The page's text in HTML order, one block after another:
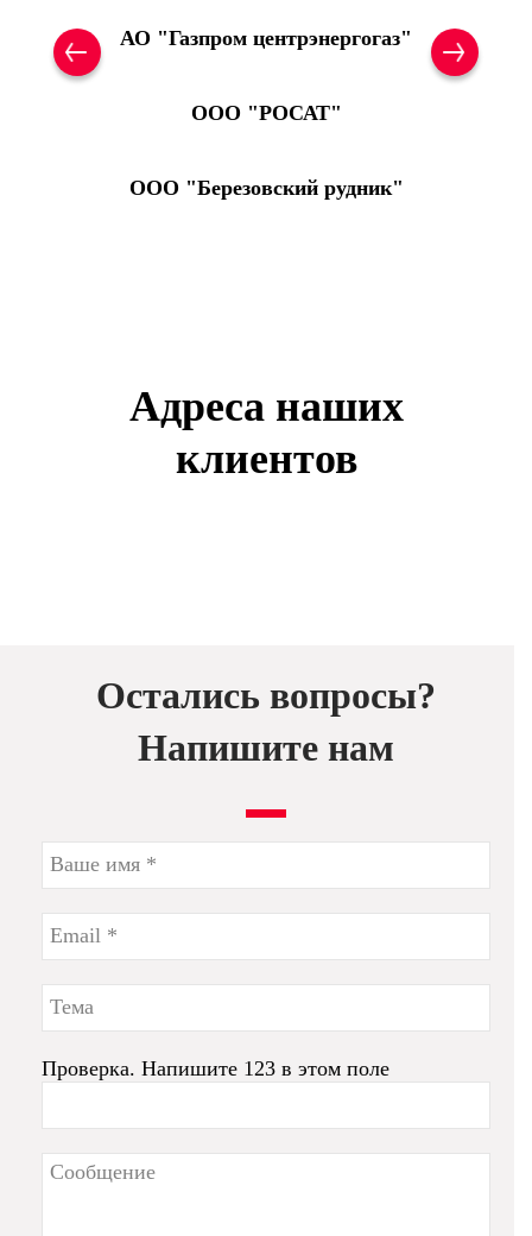
АО "Газпром центрэнергогаз"
ООО "РОСАТ"
ООО "Березовский рудник"
Адреса наших
клиентов
Остались вопросы?
Напишите нам
Проверка. Напишите 123 в этом поле